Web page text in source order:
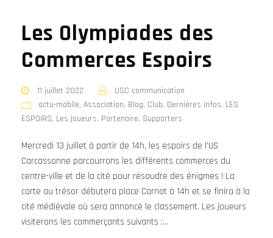
Les Olympiades des
Commerces Espoirs
11 juillet 2022
USC communication
actu-mobile, Association, Blog, Club, Dernières infos, LES
ESPOIRS, Les joueurs, Partenaire, Supporters
Mercredi 13 juillet à partir de 14h, les espoirs de l’US
Carcassonne parcourrons les différents commerces du
centre-ville et de la cité pour résoudre des énigmes ! La
carte au trésor débutera place Carnot à 14h et se finira à la
cité médiévale où sera annoncé le classement. Les joueurs
visiterons les commerçants suivants :...